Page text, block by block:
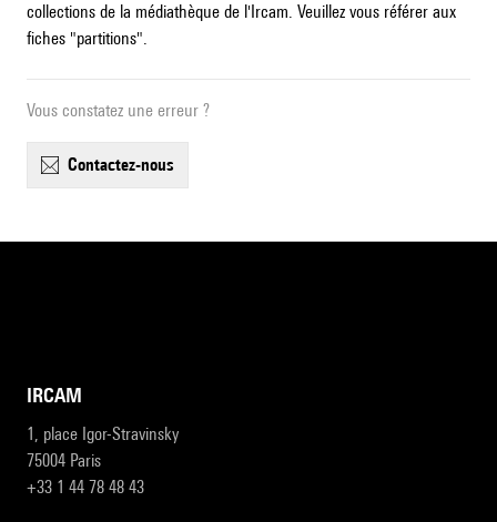
collections de la médiathèque de l'Ircam. Veuillez vous référer aux
fiches "partitions".
Vous constatez une erreur ?
contactez-nous
IRCAM
1, place Igor-Stravinsky
75004 Paris
+33 1 44 78 48 43